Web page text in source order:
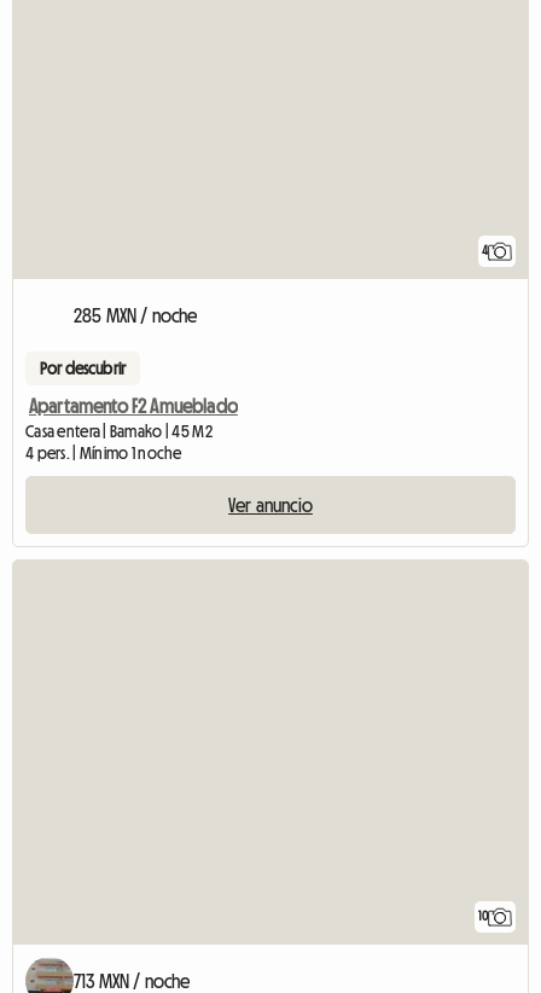
4
285 MXN / noche
Por descubrir
Apartamento F2 Amueblado
Casa entera | Bamako | 45 M2
4 pers. | Mínimo 1 noche
Ver anuncio
10
713 MXN / noche